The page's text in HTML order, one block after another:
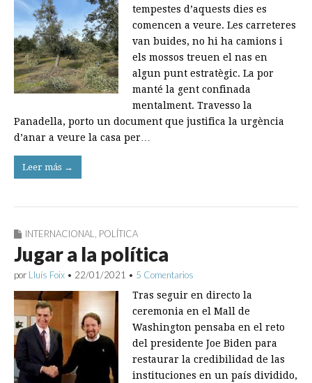
tempestes d’aquests dies es
comencen a veure. Les carreteres
van buides, no hi ha camions i
els mossos treuen el nas en
algun punt estratègic. La por
manté la gent confinada
mentalment. Travesso la
Panadella, porto un document que justifica la urgència
d’anar a veure la casa per…
Leer más →
INTERNACIONAL POLÍTICA
Jugar a la política
por Lluís Foix • 22/01/2021 • 5 Comentarios
Tras seguir en directo la
ceremonia en el Mall de
Washington pensaba en el reto
del presidente Joe Biden para
restaurar la credibilidad de las
instituciones en un país dividido,